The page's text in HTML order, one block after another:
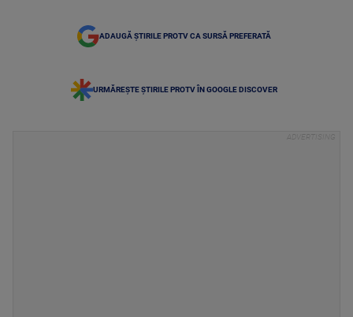
ADAUGĂ ȘTIRILE PROTV CA SURSĂ PREFERATĂ
URMĂREȘTE ȘTIRILE PROTV ÎN GOOGLE DISCOVER